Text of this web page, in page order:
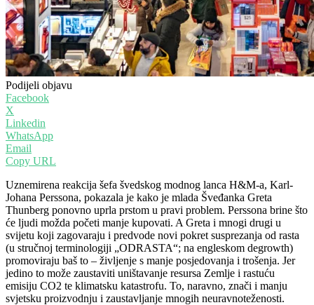
Podijeli objavu
Facebook
X
Linkedin
WhatsApp
Email
Copy URL
Uznemirena reakcija šefa švedskog modnog lanca H&M-a, Karl-
Johana Perssona, pokazala je kako je mlada Šveđanka Greta
Thunberg ponovno uprla prstom u pravi problem. Perssona brine što
će ljudi možda početi manje kupovati. A Greta i mnogi drugi u
svijetu koji zagovaraju i predvode novi pokret susprezanja od rasta
(u stručnoj terminologiji „ODRASTA“; na engleskom degrowth)
promoviraju baš to – življenje s manje posjedovanja i trošenja. Jer
jedino to može zaustaviti uništavanje resursa Zemlje i rastuću
emisiju CO2 te klimatsku katastrofu. To, naravno, znači i manju
svjetsku proizvodnju i zaustavljanje mnogih neuravnoteženosti.